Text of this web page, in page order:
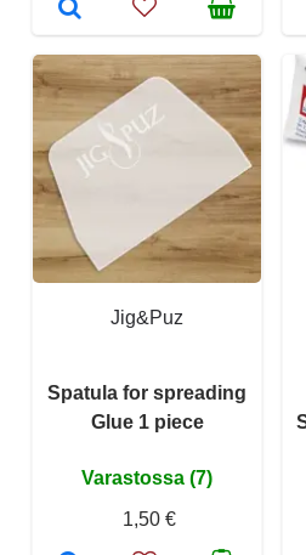
Jig&Puz
Spatula for spreading
Glue 1 piece
Varastossa (7)
1,50 €